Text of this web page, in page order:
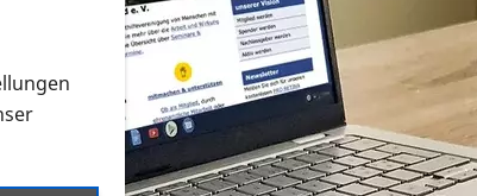
Formaten an
suchen und dieses bestellen bzw. herunterladen